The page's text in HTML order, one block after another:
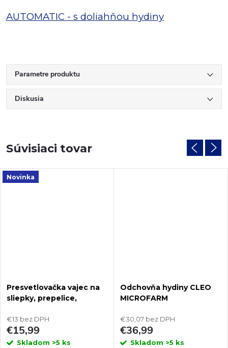
AUTOMATIC - s doliahňou hydiny
Parametre produktu
Diskusia
Súvisiaci tovar
Novinka
Presvetlovačka vajec na
sliepky, prepelice,
PUISOR EC-01B
€13 bez DPH
€15,99
Skladom >5 ks
Odchovňa hydiny CLEO
MICROFARM
€30,07 bez DPH
€36,99
Skladom >5 ks